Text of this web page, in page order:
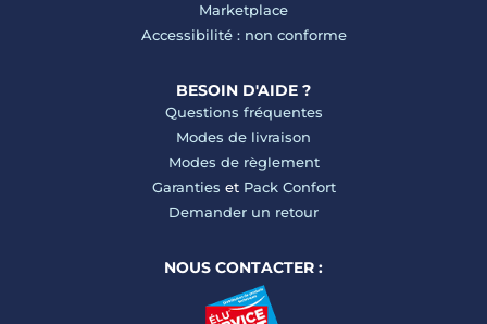
Marketplace
Accessibilité : non conforme
BESOIN D'AIDE ?
Questions fréquentes
Modes de livraison
Modes de règlement
Garanties et Pack Confort
Demander un retour
NOUS CONTACTER :